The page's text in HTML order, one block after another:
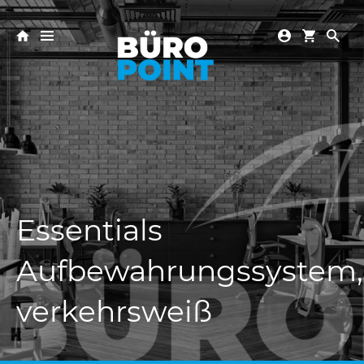
Essentials
verkehrsweiß